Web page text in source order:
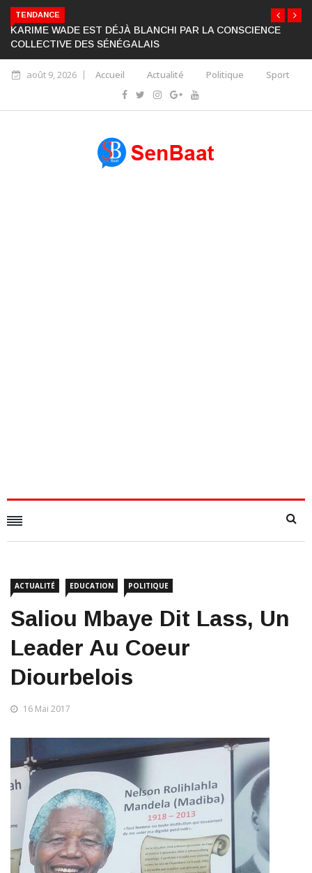
TENDANCE
KARIME WADE EST DÉJÀ BLANCHI PAR LA CONSCIENCE
COLLECTIVE DES SÉNÉGALAIS
août 9, 2026 Accueil Actualité Politique Sport
ACTUALITÉ EDUCATION POLITIQUE
Saliou Mbaye Dit Lass, Un
Leader Au Coeur
Diourbelois
16 Mai 2017